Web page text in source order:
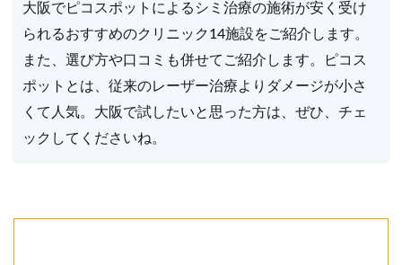
大阪でピコスポットによるシミ治療の施術が安く受け
られるおすすめのクリニック14施設をご紹介します。
また、選び方や口コミも併せてご紹介します。ピコス
ポットとは、従来のレーザー治療よりダメージが小さ
くて人気。大阪で試したいと思った方は、ぜひ、チェ
ックしてくださいね。